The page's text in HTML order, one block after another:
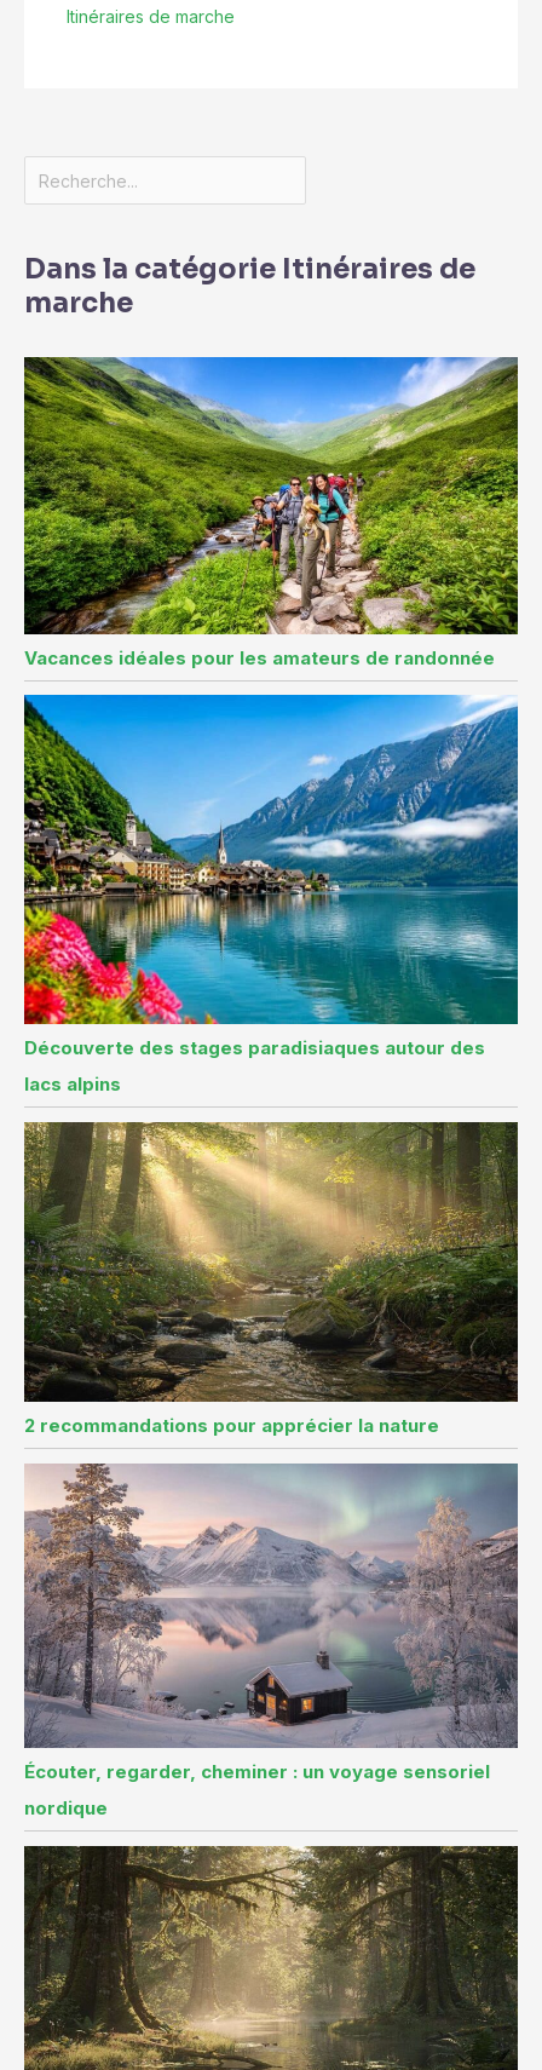
Itinéraires de marche
Dans la catégorie Itinéraires de
marche
Vacances idéales pour les amateurs de randonnée
Découverte des stages paradisiaques autour des
lacs alpins
2 recommandations pour apprécier la nature
Écouter, regarder, cheminer : un voyage sensoriel
nordique